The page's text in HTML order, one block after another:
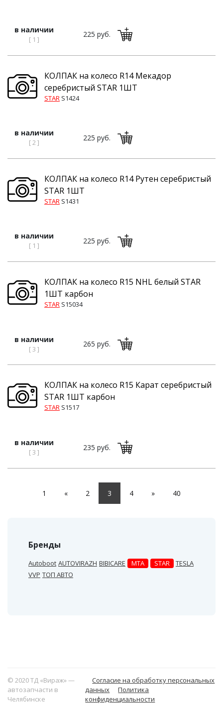
Бренды
Autoboot AUTOVIRAZH BIBICARE MTA STAR
TESLA
VVP ТОП АВТО
в наличии
[ 1 ]
225 руб.
КОЛПАК на колесо R14 Мекадор
серебристый STAR 1ШТ
STAR S1424
в наличии
[ 2 ]
225 руб.
КОЛПАК на колесо R14 Рутен серебристый
STAR 1ШТ
STAR S1431
в наличии
[ 1 ]
225 руб.
КОЛПАК на колесо R15 NHL белый STAR
1ШТ карбон
STAR S15034
в наличии
[ 3 ]
265 руб.
КОЛПАК на колесо R15 Карат серебристый
STAR 1ШТ карбон
STAR S1517
в наличии
[ 3 ]
235 руб.
1 « 2 3 4 » 40
© 2020 ТД «Вираж» —
автозапчасти в
Челябинске
Согласие на обработку персональных
данных
Политика
конфиденциальности